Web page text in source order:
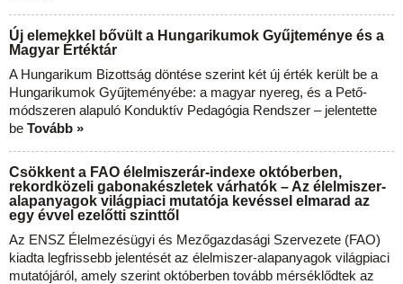
Új elemekkel bővült a Hungarikumok Gyűjteménye és a
Magyar Értéktár
A Hungarikum Bizottság döntése szerint két új érték került be a
Hungarikumok Gyűjteményébe: a magyar nyereg, és a Pető-
módszeren alapuló Konduktív Pedagógia Rendszer – jelentette
be Tovább »
Csökkent a FAO élelmiszerár-indexe októberben,
rekordközeli gabonakészletek várhatók – Az élelmiszer-
alapanyagok világpiaci mutatója kevéssel elmarad az
egy évvel ezelőtti szinttől
Az ENSZ Élelmezésügyi és Mezőgazdasági Szervezete (FAO)
kiadta legfrissebb jelentését az élelmiszer-alapanyagok világpiaci
mutatójáról, amely szerint októberben tovább mérséklődtek az